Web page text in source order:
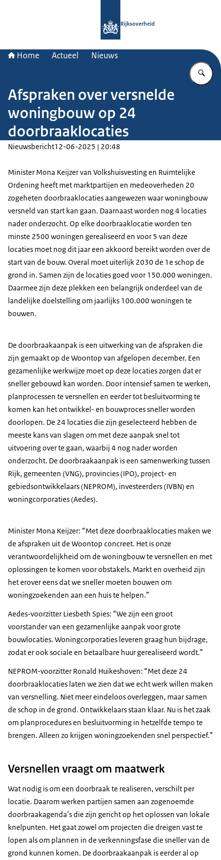
Rijksoverheid
Home Actueel Nieuws
Afspraken over versnelde
woningbouw op 24
doorbraaklocaties
Nieuwsbericht12-06-2025 | 20:48
Minister Mona Keijzer van Volkshuisvesting en Ruimtelijke
Ordening heeft met marktpartijen en medeoverheden 20
zogeheten doorbraaklocaties aangewezen waar woningbouw
versneld van start kan gaan. Daarnaast worden nog 4 locaties
nader onderzocht. Op elke doorbraaklocatie worden ten
minste 2500 woningen gerealiseerd en voor 5 van deze
locaties moet nog dit jaar een akkoord bereikt worden over de
start van de bouw. Overal moet uiterlijk 2030 de 1e schop de
grond in. Samen zijn de locaties goed voor 150.000 woningen.
Daarmee zijn deze plekken een belangrijk onderdeel van de
landelijke doelstelling om jaarlijks 100.000 woningen te
bouwen.
De doorbraakaanpak is een uitwerking van de afspraken die
zijn gemaakt op de Woontop van afgelopen december. Een
gezamenlijke werkwijze moet op deze locaties zorgen dat er
sneller gebouwd kan worden. Door intensief samen te werken,
planprocessen te versnellen en eerder tot besluitvorming te
komen kan het ontwikkel- en bouwproces sneller worden
doorlopen. De 24 locaties die zijn geselecteerd hebben de
meeste kans van slagen om met deze aanpak snel tot
uitvoering over te gaan, waarbij 4 nog nader worden
onderzocht. De doorbraakaanpak is een samenwerking tussen
Rijk, gemeenten (VNG), provincies (IPO), project- en
gebiedsontwikkelaars (NEPROM), investeerders (IVBN) en
woningcorporaties (Aedes).
Minister Mona Keijzer: “Met deze doorbraaklocaties maken we
de afspraken uit de Woontop concreet. Het is onze
verantwoordelijkheid om de woningbouw te versnellen en met
oplossingen te komen voor obstakels. Markt en overheid zijn
het erover eens dat we sneller moeten bouwen om
woningzoekenden aan een huis te helpen.”
Aedes-voorzitter Liesbeth Spies: “We zijn een groot
voorstander van een gezamenlijke aanpak voor grote
bouwlocaties. Woningcorporaties leveren graag hun bijdrage,
zodat er ook sociale en betaalbare huur gerealiseerd wordt.”
NEPROM-voorzitter Ronald Huikeshoven: “Met deze 24
doorbraaklocaties laten we zien dat we echt werk willen maken
van versnelling. Niet meer eindeloos overleggen, maar samen
de schop in de grond. Ontwikkelaars staan klaar. Nu is het zaak
om planprocedures en besluitvorming in hetzelfde tempo te
brengen. Alleen zo krijgen woningzoekenden snel perspectief.”
Versnellen vraagt om maatwerk
Wat nodig is om een doorbraak te realiseren, verschilt per
locatie. Daarom werken partijen samen aan zogenoemde
doorbraakagenda’s die zijn gericht op het oplossen van lokale
knelpunten. Het gaat zowel om projecten die dreigen vast te
lopen als om plannen in de verkenningsfase die sneller van de
grond kunnen komen. De doorbraakaanpak is eerder al op